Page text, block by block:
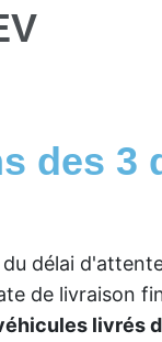
des 3
délai
de livraison
livrés